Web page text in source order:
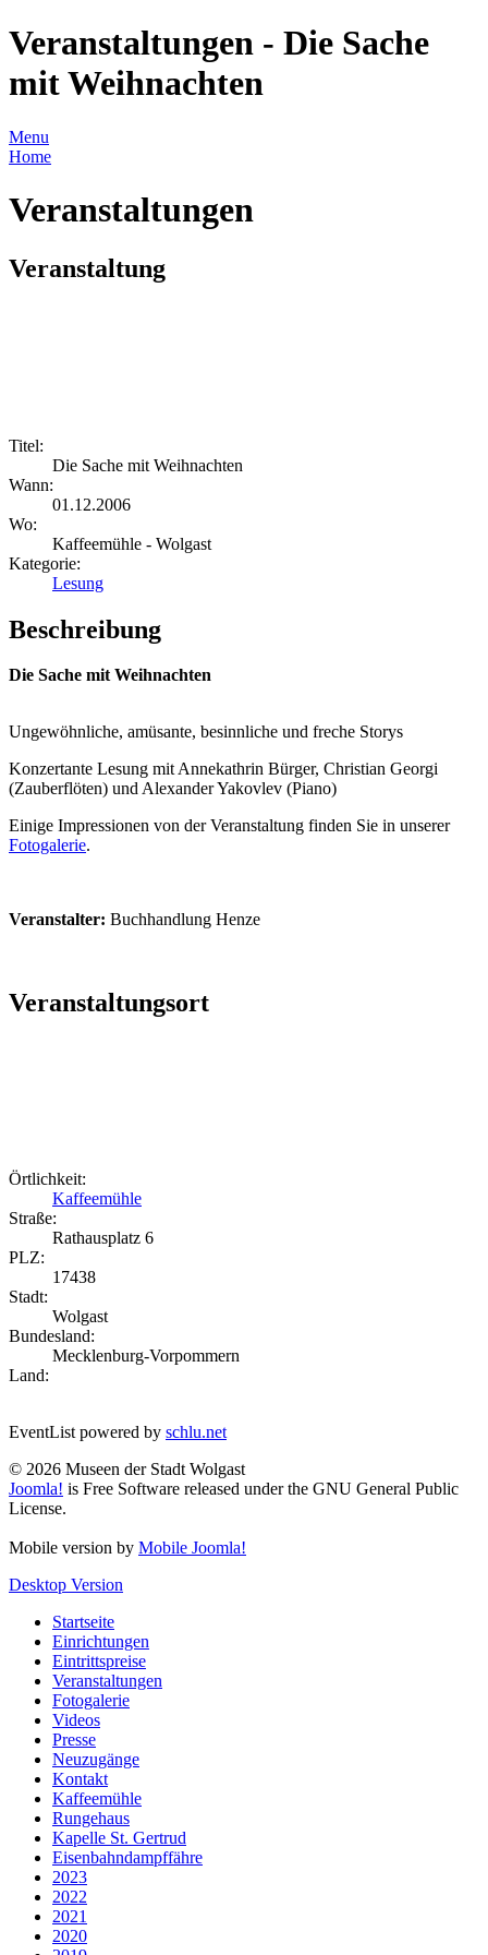
Veranstaltungen - Die Sache
mit Weihnachten
Menu
Home
Veranstaltungen
Veranstaltung
Titel:
Die Sache mit Weihnachten
Wann:
01.12.2006
Wo:
Kaffeemühle - Wolgast
Kategorie:
Lesung
Beschreibung
Die Sache mit Weihnachten
Ungewöhnliche, amüsante, besinnliche und freche Storys
Konzertante Lesung mit Annekathrin Bürger, Christian Georgi
(Zauberflöten) und Alexander Yakovlev (Piano)
Einige Impressionen von der Veranstaltung finden Sie in unserer
Fotogalerie.
Veranstalter: Buchhandlung Henze
Veranstaltungsort
Örtlichkeit:
Kaffeemühle
Straße:
Rathausplatz 6
PLZ:
17438
Stadt:
Wolgast
Bundesland:
Mecklenburg-Vorpommern
Land:
EventList powered by schlu.net
© 2026 Museen der Stadt Wolgast
Joomla! is Free Software released under the GNU General Public
License.
Mobile version by Mobile Joomla!
Desktop Version
Startseite
Einrichtungen
Eintrittspreise
Veranstaltungen
Fotogalerie
Videos
Presse
Neuzugänge
Kontakt
Kaffeemühle
Rungehaus
Kapelle St. Gertrud
Eisenbahndampffähre
2023
2022
2021
2020